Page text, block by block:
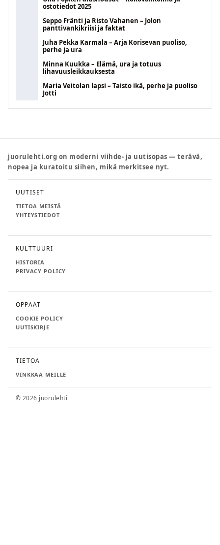
ostotiedot 2025
Seppo Fränti ja Risto Vahanen – Jolon
panttivankikriisi ja faktat
Juha Pekka Karmala – Arja Korisevan puoliso,
perhe ja ura
Minna Kuukka – Elämä, ura ja totuus
lihavuusleikkauksesta
Maria Veitolan lapsi – Taisto ikä, perhe ja puoliso
Jotti
juorulehti.org on moderni viihde- ja uutisopas — terävä,
nopea ja kuratoitu siihen, mikä merkitsee nyt.
UUTISET
TIETOA MEISTÄ
YHTEYSTIEDOT
KULTTUURI
HISTORIA
PRIVACY POLICY
OPPAAT
COOKIE POLICY
UUTISKIRJE
TIETOA
VINKKAA MEILLE
© 2026 juorulehti